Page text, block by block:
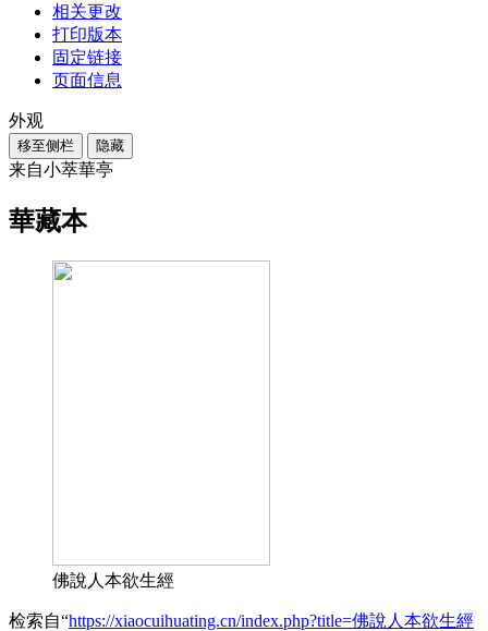
相关更改
打印版本
固定链接
页面信息
外观
移至侧栏 隐藏
来自小萃華亭
華藏本
佛說人本欲生經
检索自“https://xiaocuihuating.cn/index.php?title=佛說人本欲生經